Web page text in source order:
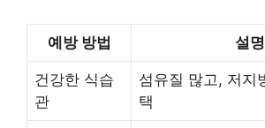
예방 방법 설명
건강한 식습
관
섬유질 많고, 저지
택